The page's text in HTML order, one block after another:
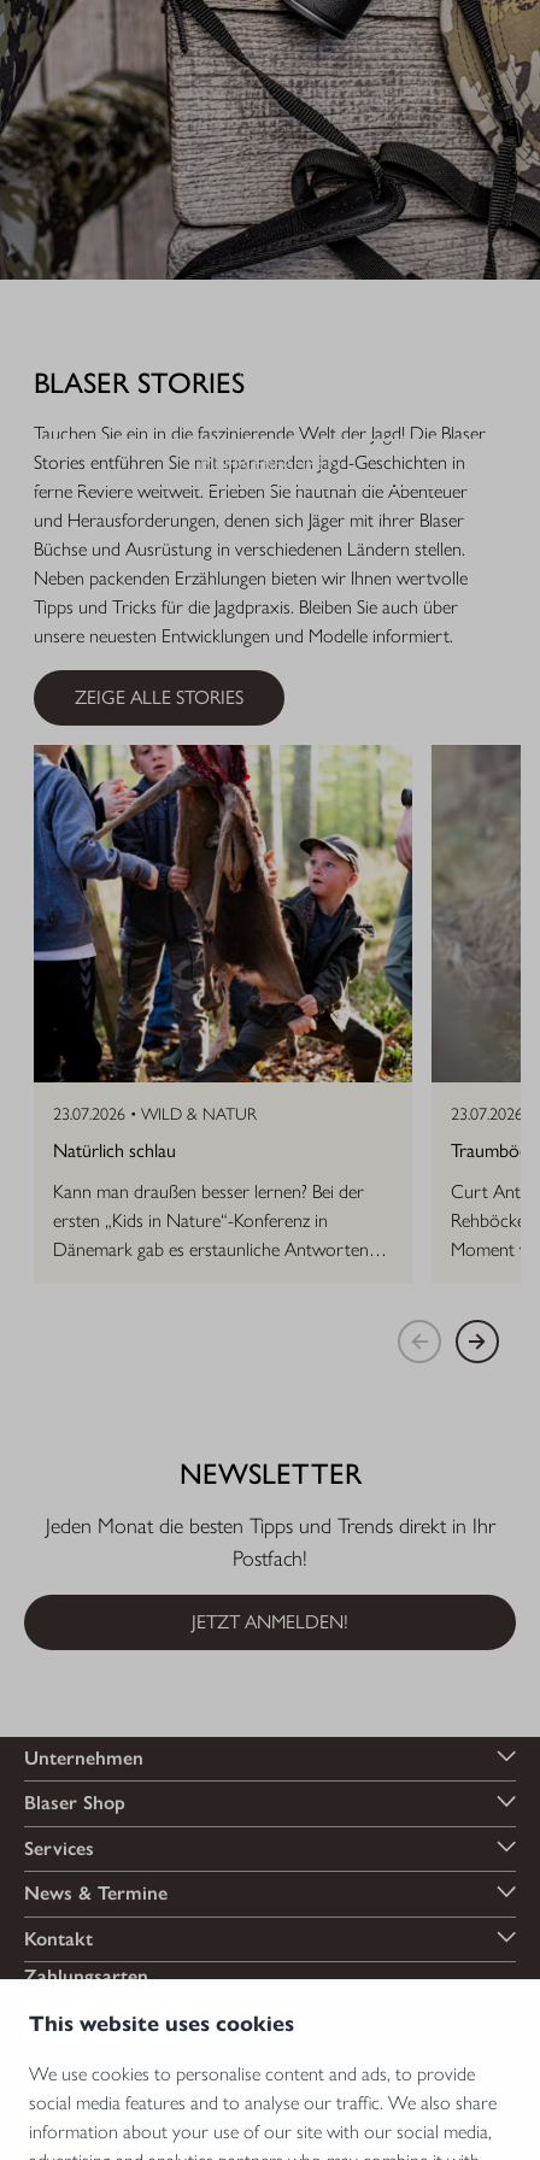
This website uses cookies
We use cookies to personalise content and ads, to provide
social media features and to analyse our traffic. We also share
information about your use of our site with our social media,
Freizeit.
MEHR ERFAHREN
BLASER STORIES
Tauchen Sie ein in die faszinierende Welt der Jagd! Die Blaser
Stories entführen Sie mit spannenden Jagd-Geschichten in
ferne Reviere weltweit. Erleben Sie hautnah die Abenteuer
und Herausforderungen, denen sich Jäger mit ihrer Blaser
Büchse und Ausrüstung in verschiedenen Ländern stellen.
Neben packenden Erzählungen bieten wir Ihnen wertvolle
Tipps und Tricks für die Jagdpraxis. Bleiben Sie auch über
unsere neuesten Entwicklungen und Modelle informiert.
ZEIGE ALLE STORIES
23.07.2026 • WILD & NATUR
Natürlich schlau
Kann man draußen besser lernen? Bei der
ersten „Kids in Nature“-Konferenz in
Dänemark gab es erstaunliche Antworten
23.07.2026 •
Curt Anton
Rehböcke,
Moment
NEWSLETTER
Jeden Monat die besten Tipps und Trends direkt in Ihr
Postfach!
JETZT ANMELDEN!
Unternehmen
Blaser Shop
Services
News & Termine
Kontakt
Zahlungsarten
Versandarten